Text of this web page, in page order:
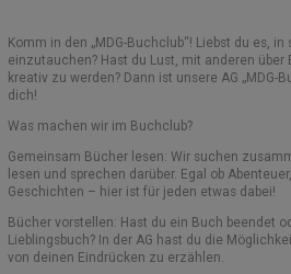
GTS IN ANGEBOTSFORM
ORIENTIERUNGSSTUFE
MITTELSTUFE
MITARBEITERINNEN
SEKRETARIAT
SCHULELTERNBEIRAT (SEB)
GREMIEN UND AUSSCHÜSSE
FACHUNTERRICHT
REGELN UND ZEITEN
EVENTS
AUSTAUSCHPROGRAMME/
Service
SCHULBÜCHER
FUNDSACHEN
Search
for:
Search Button
Komm in den „MDG-Buchclub“! Liebst du es,
einzutauchen? Hast du Lust, mit anderen
kreativ zu werden? Dann ist unsere AG „MDG-
dich!
Was machen wir im Buchclub?
Gemeinsam Bücher lesen: Wir suchen
lesen und sprechen darüber. Egal ob
Geschichten – hier ist für jeden etwas dabei!
Bücher vorstellen: Hast du ein Buch beendet
Lieblingsbuch? In der AG hast du die
von deinen Eindrücken zu erzählen.